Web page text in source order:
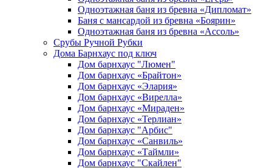
Одноэтажная баня из бревна «Дипломат»
Баня с мансардой из бревна «Боярин»
Одноэтажная баня из бревна «Ассоль»
Срубы Ручной Рубки
Дома Барнхаус под ключ
Дом барнхаус "Люмен"
Дом барнхаус «Брайтон»
Дом барнхаус «Элария»
Дом барнхаус «Вирелла»
Дом барнхаус «Мираден»
Дом барнхаус «Терлиан»
Дом барнхаус "Арбис"
Дом барнхаус «Санвиль»
Дом барнхаус «Таймли»
Дом барнхаус "Скайлен"